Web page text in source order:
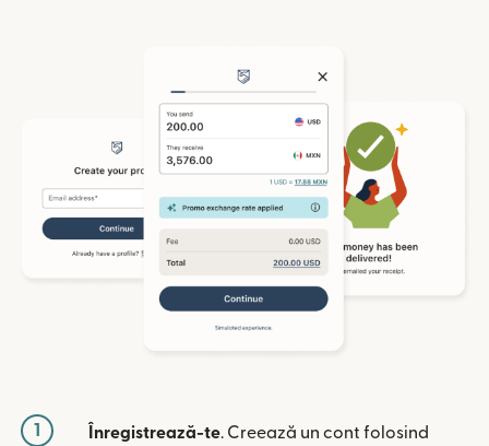
1 Înregistrează-te. Creează un cont folosind